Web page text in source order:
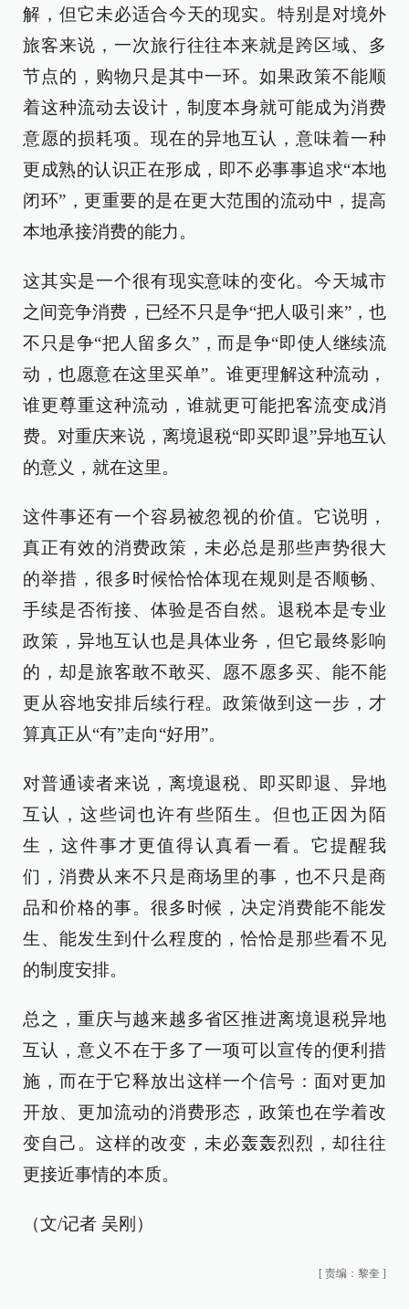
解，但它未必适合今天的现实。特别是对境外
旅客来说，一次旅行往往本来就是跨区域、多
节点的，购物只是其中一环。如果政策不能顺
着这种流动去设计，制度本身就可能成为消费
意愿的损耗项。现在的异地互认，意味着一种
更成熟的认识正在形成，即不必事事追求“本地
闭环”，更重要的是在更大范围的流动中，提高
本地承接消费的能力。
这其实是一个很有现实意味的变化。今天城市
之间竞争消费，已经不只是争“把人吸引来”，也
不只是争“把人留多久”，而是争“即使人继续流
动，也愿意在这里买单”。谁更理解这种流动，
谁更尊重这种流动，谁就更可能把客流变成消
费。对重庆来说，离境退税“即买即退”异地互认
的意义，就在这里。
这件事还有一个容易被忽视的价值。它说明，
真正有效的消费政策，未必总是那些声势很大
的举措，很多时候恰恰体现在规则是否顺畅、
手续是否衔接、体验是否自然。退税本是专业
政策，异地互认也是具体业务，但它最终影响
的，却是旅客敢不敢买、愿不愿多买、能不能
更从容地安排后续行程。政策做到这一步，才
算真正从“有”走向“好用”。
对普通读者来说，离境退税、即买即退、异地
互认，这些词也许有些陌生。但也正因为陌
生，这件事才更值得认真看一看。它提醒我
们，消费从来不只是商场里的事，也不只是商
品和价格的事。很多时候，决定消费能不能发
生、能发生到什么程度的，恰恰是那些看不见
的制度安排。
总之，重庆与越来越多省区推进离境退税异地
互认，意义不在于多了一项可以宣传的便利措
施，而在于它释放出这样一个信号：面对更加
开放、更加流动的消费形态，政策也在学着改
变自己。这样的改变，未必轰轰烈烈，却往往
更接近事情的本质。
（文/记者 吴刚）
[ 责编：黎奎 ]